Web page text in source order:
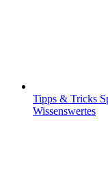
Tipps & Tricks
Wissenswertes